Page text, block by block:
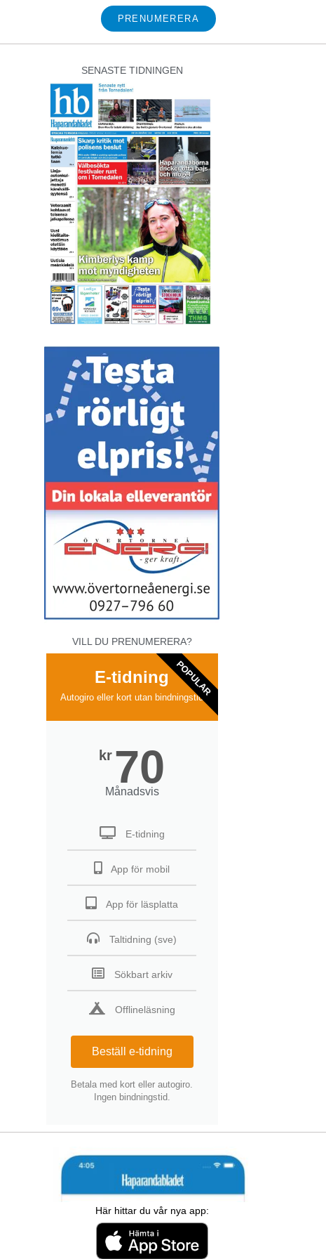
PRENUMERERA
SENASTE TIDNINGEN
VILL DU PRENUMERERA?
E-tidning
Autogiro eller kort utan bindningstid
kr 70
Månadsvis
E-tidning
App för mobil
App för läsplatta
Taltidning (sve)
Sökbart arkiv
Offlineläsning
Beställ e-tidning
Betala med kort eller autogiro.
Ingen bindningstid.
POPULAR
Här hittar du vår nya app: